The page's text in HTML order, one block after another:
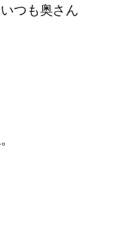
つも奥さん